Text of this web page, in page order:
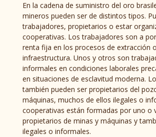
En la cadena de suministro del oro
mineros pueden ser de distintos tipos.
trabajadores, propietarios o estar
cooperativas. Los trabajadores son a
renta fija en los procesos de extracción o
infraestructura. Unos y otros son
informales en condiciones laborales
en situaciones de esclavitud moderna.
también pueden ser propietarios del
máquinas, muchos de ellos ilegales o
cooperativas están formadas por uno o
propietarios de minas y máquinas y
ilegales o informales.